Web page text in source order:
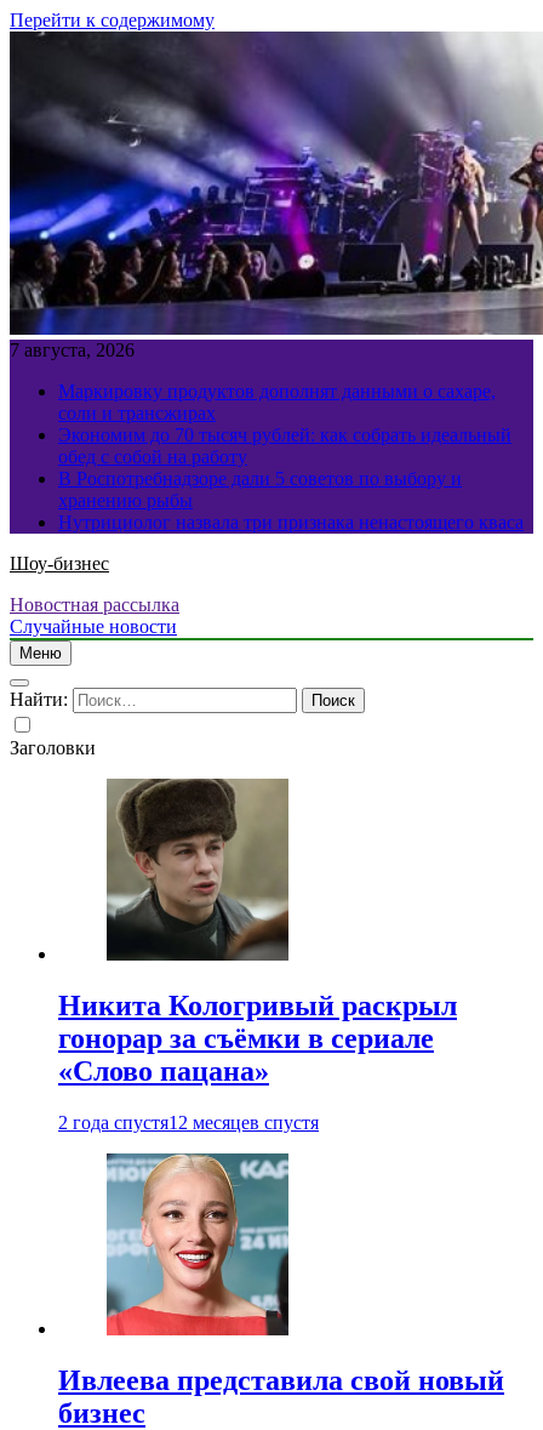
Перейти к содержимому
7 августа, 2026
Маркировку продуктов дополнят данными о сахаре,
соли и трансжирах
Экономим до 70 тысяч рублей: как собрать идеальный
обед с собой на работу
В Роспотребнадзоре дали 5 советов по выбору и
хранению рыбы
Нутрициолог назвала три признака ненастоящего кваса
Шоу-бизнес
Новостная рассылка
Случайные новости
Меню
Найти:
Заголовки
Никита Кологривый раскрыл
гонорар за съёмки в сериале
«Слово пацана»
2 года спустя12 месяцев спустя
Ивлеева представила свой новый
бизнес